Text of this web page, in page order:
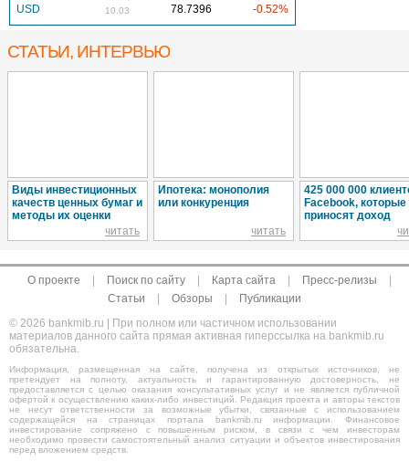
USD
10.03 78.7396 -0.52%
СТАТЬИ, ИНТЕРВЬЮ
Виды инвестиционных
качеств ценных бумаг и
методы их оценки
читать
Ипотека: монополия
или конкуренция
читать
425 000 000
Facebook, которые
приносят доход
О проекте | Поиск по сайту | Карта сайта | Пресс-релизы
|
Статьи
| Обзоры |
Публикации
© 2026 bankmib.ru | При полном или частичном использовании
материалов данного сайта прямая активная гиперссылка на bankmib.ru
обязательна.
Информация, размещенная на сайте, получена из открытых источников, не
претендует на полноту, актуальность и гарантированную достоверность, не
предоставляется с целью оказания консультативных услуг и не является публичной
офертой к осуществлению каких-либо инвестиций. Редакция проекта и авторы текстов
не несут ответственности за возможные убытки, связанные с использованием
содержащейся на страницах портала bankmib.ru информации. Финансовое
инвестирование сопряжено с повышенным риском, в связи с чем инвесторам
необходимо провести самостоятельный анализ ситуации и объектов инвестирования
перед вложением средств.